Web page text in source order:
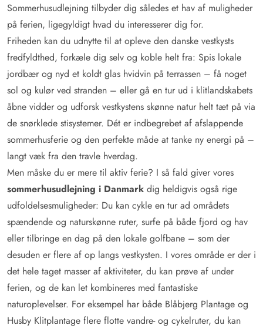
Sommerhusudlejning tilbyder dig således et hav af muligheder
på ferien, ligegyldigt hvad du interesserer dig for.
Friheden kan du udnytte til at opleve den danske vestkysts
fredfyldthed, forkæle dig selv og koble helt fra: Spis lokale
jordbær og nyd et koldt glas hvidvin på terrassen – få noget
sol og kulør ved stranden – eller gå en tur ud i klitlandskabets
åbne vidder og udforsk vestkystens skønne natur helt tæt på via
de snørklede stisystemer. Dét er indbegrebet af afslappende
sommerhusferie og den perfekte måde at tanke ny energi på –
langt væk fra den travle hverdag.
Men måske du er mere til aktiv ferie? I så fald giver vores
sommerhusudlejning i Danmark dig heldigvis også rige
udfoldelsesmuligheder: Du kan cykle en tur ad områdets
spændende og naturskønne ruter, surfe på både fjord og hav
eller tilbringe en dag på den lokale golfbane – som der
desuden er flere af op langs vestkysten. I vores område er der i
det hele taget masser af aktiviteter, du kan prøve af under
ferien, og de kan let kombineres med fantastiske
naturoplevelser. For eksempel har både Blåbjerg Plantage og
Husby Klitplantage flere flotte vandre- og cykelruter, du kan